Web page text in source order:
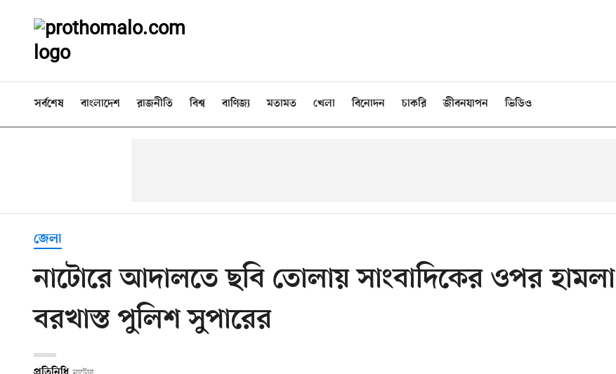
সর্বশেষ বাংলাদেশ রাজনীতি বিশ্ব বাণিজ্য মতামত খেলা বিনোদন চাকরি জীবনযাপন ভিডিও
জেলা
নাটোরে আদালতে ছবি তোলায় সাংবাদিকের ওপর হামলা
বরখাস্ত পুলিশ সুপারের